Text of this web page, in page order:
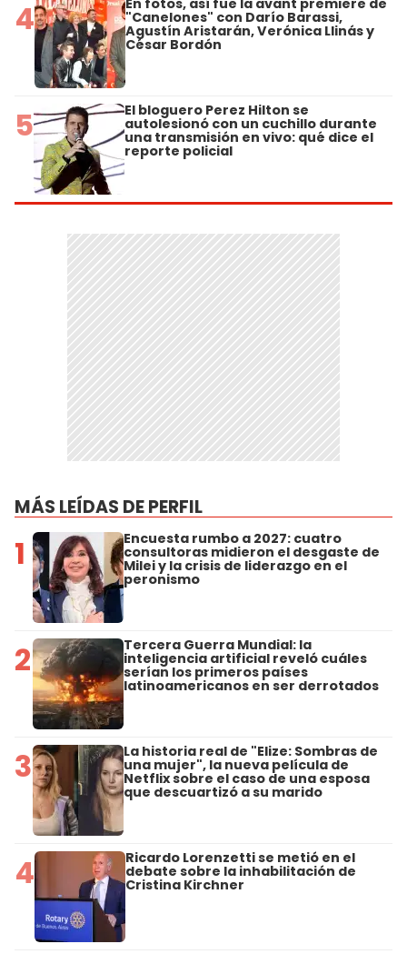
4 En fotos, así fue la avant premiere de
"Canelones" con Darío Barassi,
Agustín Aristarán, Verónica Llinás y
César Bordón
5 El bloguero Perez Hilton se
autolesionó con un cuchillo durante
una transmisión en vivo: qué dice el
reporte policial
MÁS LEÍDAS DE PERFIL
1 Encuesta rumbo a 2027: cuatro
consultoras midieron el desgaste de
Milei y la crisis de liderazgo en el
peronismo
2 Tercera Guerra Mundial: la
inteligencia artificial reveló cuáles
serían los primeros países
latinoamericanos en ser derrotados
3 La historia real de "Elize: Sombras de
una mujer", la nueva película de
Netflix sobre el caso de una esposa
que descuartizó a su marido
4 Ricardo Lorenzetti se metió en el
debate sobre la inhabilitación de
Cristina Kirchner